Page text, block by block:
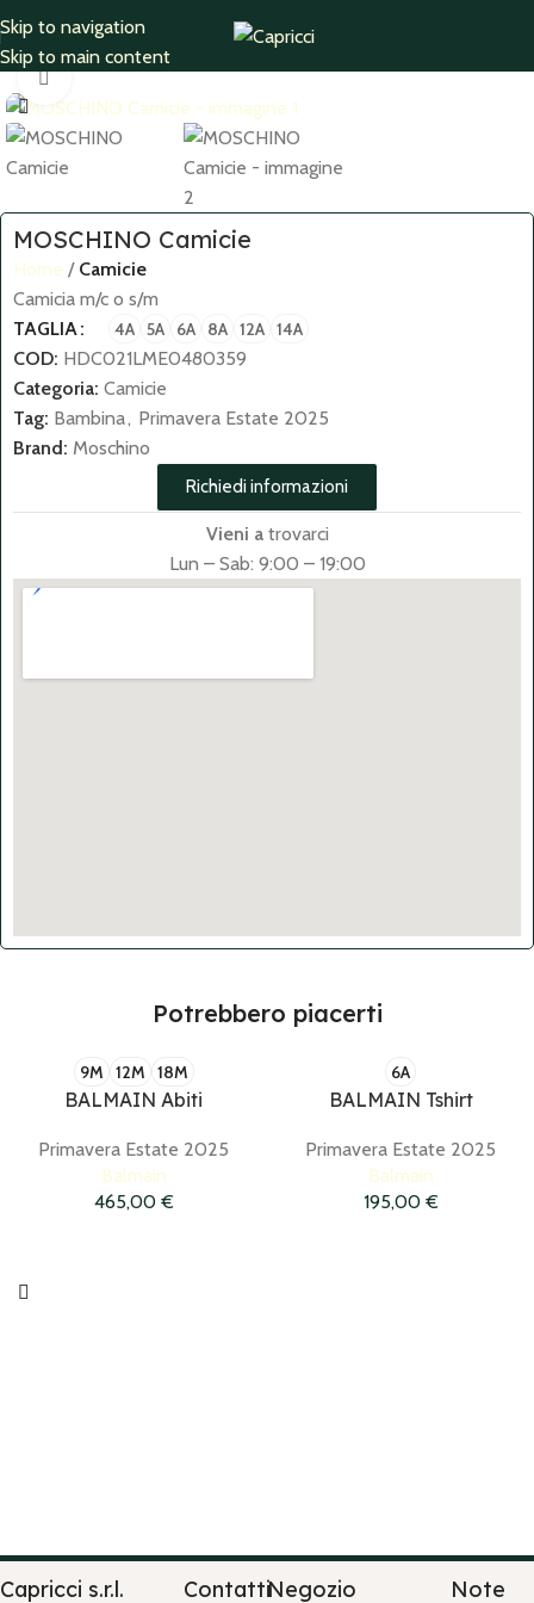
Skip to navigation
Skip to main content
Home Camicie
Click to enlarge
MOSCHINO Camicie
Home
Camicie
Camicia m/c o s/m
TAGLIA
4A 5A 6A 8A 12A 14A
COD: HDC021LME0480359
Categoria: Camicie
Tag: Bambina, Primavera Estate 2025
Brand: Moschino
Richiedi informazioni
Vieni atrovarci
Lun – Sab: 9:00 – 19:00
Potrebbero piacerti
9M 12M 18M
BALMAIN Abiti
Primavera Estate 2025
Balmain
465,00 €
6A
BALMAIN Tshirt
Primavera Estate 2025
Balmain
195,00 €
Capricci s.r.l. ContattiNegozio Note